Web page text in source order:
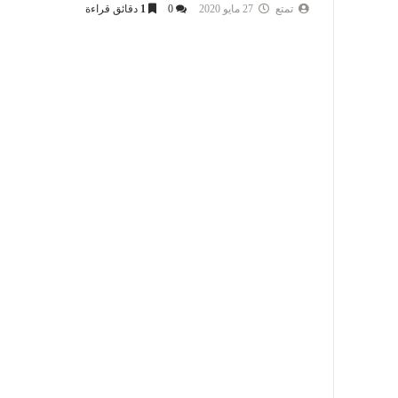
تمتع 0
1 دقائق قراءة